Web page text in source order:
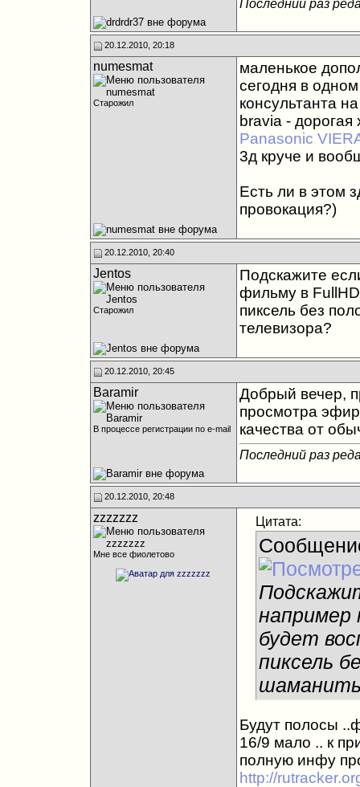
Последний раз
20.12.2010, 20:18
numesmat
Старожил
маленькое
сегодня в
консультанта
bravia -
Panasonic
3д круче и
Есть ли в этом
провокация?)
20.12.2010, 20:40
Jentos
Старожил
Подскажите
фильму в
пиксель без
телевизора?
20.12.2010, 20:45
Baramir
В процессе регистрации по e-mail
Добрый вечер,
просмотра
качества от
Последний раз
20.12.2010, 20:48
zzzzzzz
Мне все фиолетово
Цитата:
например
будет
пиксель
Будут полосы
16/9 мало .. к
полную инфу
http://